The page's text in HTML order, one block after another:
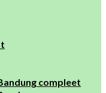
compleet